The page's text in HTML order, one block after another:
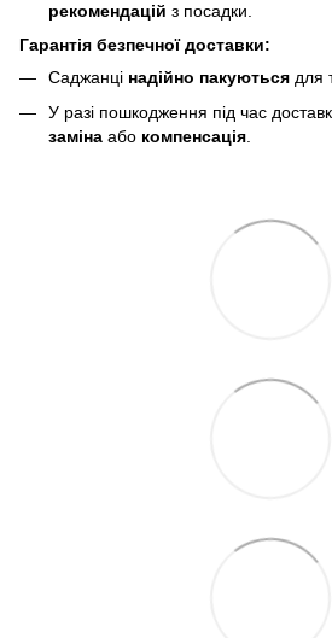
рекомендацій з посадки.
Гарантія безпечної доставки:
Саджанці надійно пакуються для
У разі пошкодження під час
заміна або компенсація